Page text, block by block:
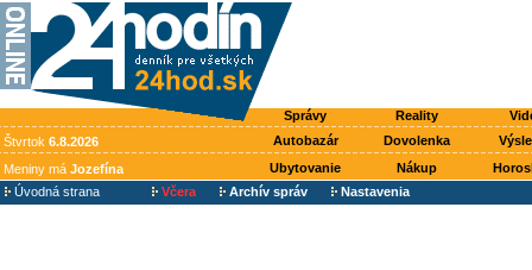
Správy Reality
Štvrtok 6.8.2026 Autobazár Dovolenka
Meniny má Jozefína Ubytovanie Nákup
Úvodná strana
Včera Archív správ Nastavenia